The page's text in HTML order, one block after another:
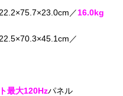
／16.0kg
／
最大120Hzパネル